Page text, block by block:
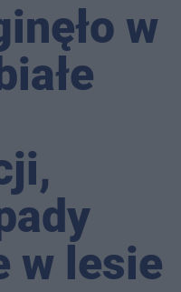
w
w lesie